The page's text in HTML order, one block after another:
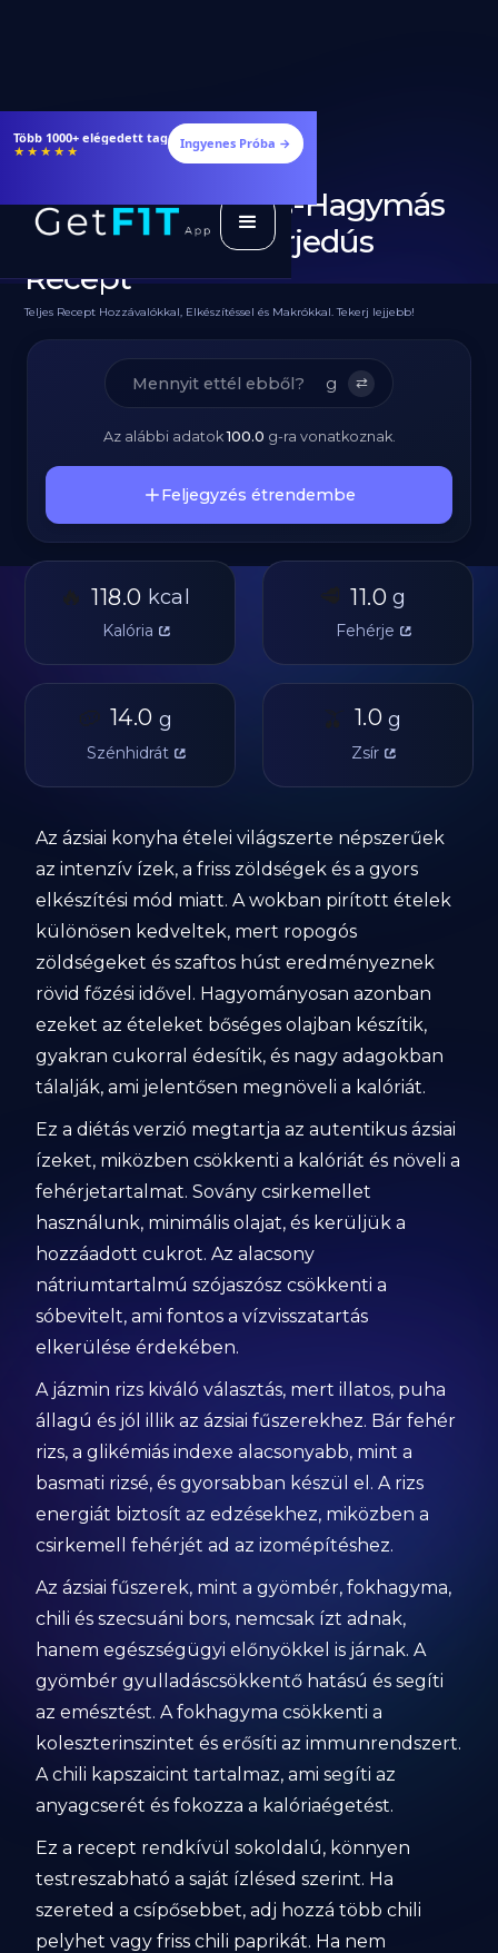
Étrendek, receptek és edzéstervek
★★★★★ Ingyenes Próba →
Diétás Ázsiai Chilis-Hagymás
Csirke Rizs – Fehérjedús
Recept
Teljes Recept Hozzávalókkal, Elkészítéssel és Makrókkal. Tekerj lejjebb!
g ⇄
Az alábbi adatok100.0 g-ra vonatkoznak.
Feljegyzés étrendembe
🔥 118.0 kcal
Kalória
🥩 11.0 g
Fehérje
🥔 14.0 g
Szénhidrát
🫒 1.0 g
Zsír
Az ázsiai konyha ételei világszerte népszerűek
az intenzív ízek, a friss zöldségek és a gyors
elkészítési mód miatt. A wokban pirított ételek
különösen kedveltek, mert ropogós
zöldségeket és szaftos húst eredményeznek
rövid főzési idővel. Hagyományosan azonban
ezeket az ételeket bőséges olajban készítik,
gyakran cukorral édesítik, és nagy adagokban
tálalják, ami jelentősen megnöveli a kalóriát.
Ez a diétás verzió megtartja az autentikus ázsiai
ízeket, miközben csökkenti a kalóriát és növeli a
fehérjetartalmat. Sovány csirkemellet
használunk, minimális olajat, és kerüljük a
hozzáadott cukrot. Az alacsony
nátriumtartalmú szójaszósz csökkenti a
sóbevitelt, ami fontos a vízvisszatartás
elkerülése érdekében.
A jázmin rizs kiváló választás, mert illatos, puha
állagú és jól illik az ázsiai fűszerekhez. Bár fehér
rizs, a glikémiás indexe alacsonyabb, mint a
basmati rizsé, és gyorsabban készül el. A rizs
energiát biztosít az edzésekhez, miközben a
csirkemell fehérjét ad az izomépítéshez.
Az ázsiai fűszerek, mint a gyömbér, fokhagyma,
chili és szecsuáni bors, nemcsak ízt adnak,
hanem egészségügyi előnyökkel is járnak. A
gyömbér gyulladáscsökkentő hatású és segíti
az emésztést. A fokhagyma csökkenti a
koleszterinszintet és erősíti az immunrendszert.
A chili kapszaicint tartalmaz, ami segíti az
anyagcserét és fokozza a kalóriaégetést.
Ez a recept rendkívül sokoldalú, könnyen
testreszabható a saját ízlésed szerint. Ha
szereted a csípősebbet, adj hozzá több chili
pelyhet vagy friss chili paprikát. Ha nem